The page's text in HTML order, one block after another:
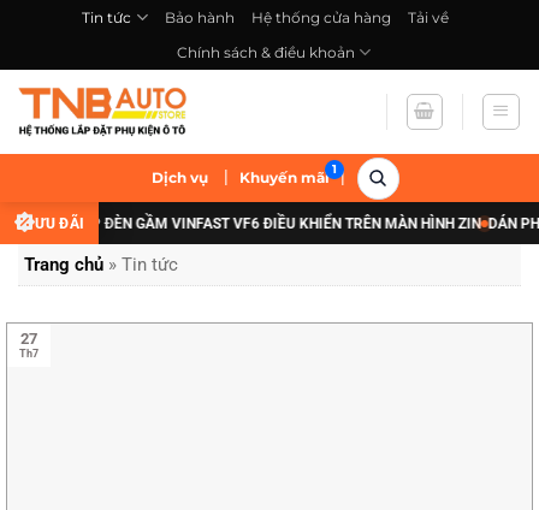
nội
dung
Tin tức Bảo hành Hệ thống cửa hàng
Tải về
Chính sách & điều khoản
Dịch vụ | Khuyến mãi |
ƯU ĐÃI
NÂNG CẤP ĐÈN GẦM VINFAST VF6 ĐIỀU KHIỂN TRÊN MÀN HÌNH ZIN DÁN
Trang chủ » Tin tức
27
Th7